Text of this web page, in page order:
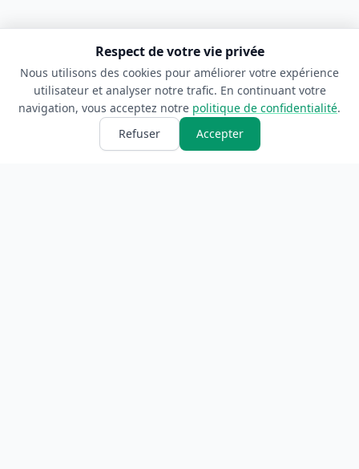
Respect de votre vie privée
Nous utilisons des cookies pour améliorer votre expérience
utilisateur et analyser notre trafic. En continuant votre
navigation, vous acceptez notre politique de confidentialité.
Refuser
Accepter